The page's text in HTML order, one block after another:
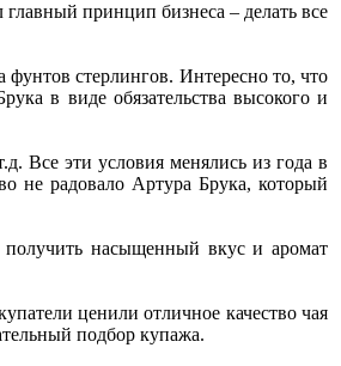
принцип бизнеса – делать все
стерлингов. Интересно то, что
в виде обязательства высокого и
Все эти условия менялись из года в
не радовало Артура Брука, который
насыщенный вкус и аромат
ценили отличное качество чая
подбор купажа.